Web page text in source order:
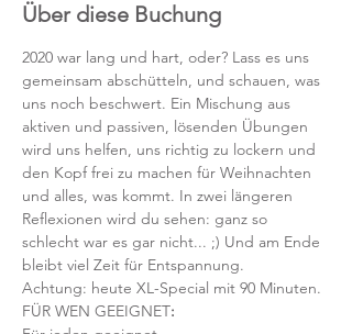
Über diese Buchung
2020 war lang und hart, oder? Lass es uns
gemeinsam abschütteln, und schauen, was
uns noch beschwert. Ein Mischung aus
aktiven und passiven, lösenden Übungen
wird uns helfen, uns richtig zu lockern und
den Kopf frei zu machen für Weihnachten
und alles, was kommt. In zwei längeren
Reflexionen wird du sehen: ganz so
schlecht war es gar nicht... ;) Und am Ende
bleibt viel Zeit für Entspannung.
Achtung: heute XL-Special mit 90 Minuten.
FÜR WEN GEEIGNET: